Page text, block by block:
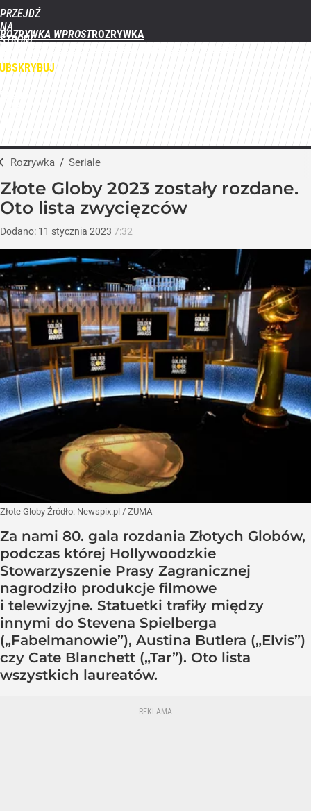
PRZEJDŹ
NA
STRONĘ
WPROST.PL
ROZRYWKA WPROST
Rozrywka / Seriale
Złote Globy 2023 zostały rozdane.
Oto lista zwycięzców
Dodano: 11 stycznia 2023 7:32
Złote Globy Źródło: Newspix.pl / ZUMA
Za nami 80. gala rozdania Złotych Globów,
podczas której Hollywoodzkie
Stowarzyszenie Prasy Zagranicznej
nagrodziło produkcje filmowe
i telewizyjne. Statuetki trafiły między
innymi do Stevena Spielberga
(„Fabelmanowie”), Austina Butlera („Elvis”)
czy Cate Blanchett („Tar”). Oto lista
wszystkich laureatów.